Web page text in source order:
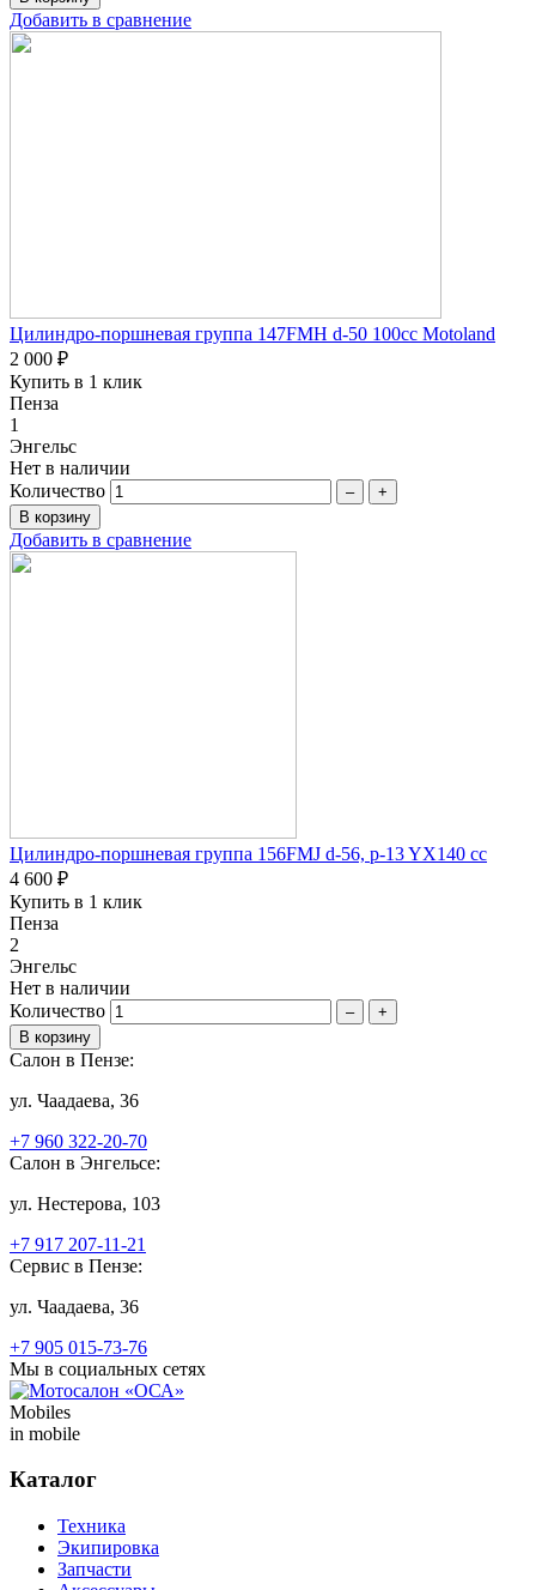
Добавить в сравнение
Цилиндро-поршневая группа 147FMH d-50 100сс Motoland
2 000 ₽
Купить в 1 клик
Пенза
1
Энгельс
Нет в наличии
Количество
– +
Добавить в сравнение
Цилиндро-поршневая группа 156FMJ d-56, p-13 YX140 сc
4 600 ₽
Купить в 1 клик
Пенза
2
Энгельс
Нет в наличии
Количество
– +
Салон в Пензе:
ул. Чаадаева, 36
+7 960 322-20-70
Салон в Энгельсе:
ул. Нестерова, 103
+7 917 207-11-21
Сервис в Пензе:
ул. Чаадаева, 36
+7 905 015-73-76
Мы в социальных сетях
Mobiles
in mobile
Каталог
Техника
Экипировка
Запчасти